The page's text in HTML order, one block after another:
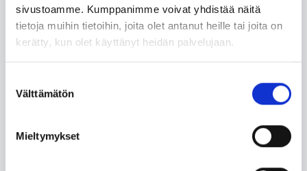
sivustoamme. Kumppanimme voivat yhdistää näitä
tietoja muihin tietoihin, joita olet antanut heille tai joita on
kerätty, kun olet käyttänyt heidän palvelujaan.
valinta
Välttämätön
Mieltymykset
Ota meihin yhteyttä 24/7
projektiisi sopivat tuotteet nopealla toimitusajalla. Myös
listaamattomien tuotteiden toimitus onnistuu mittavan
Jätä yhteydenottopyyntö helposti tässä, niin